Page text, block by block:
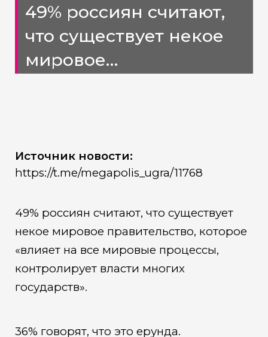
49% россиян считают,
что существует некое
мировое
контролирует власти
многих государств»
Источник новости:
https://t.me/megapolis_ugra/11768
49% россиян считают, что существует
некое мировое правительство, которое
«влияет на все мировые процессы,
контролирует власти многих
государств».
36% говорят, что это ерунда.